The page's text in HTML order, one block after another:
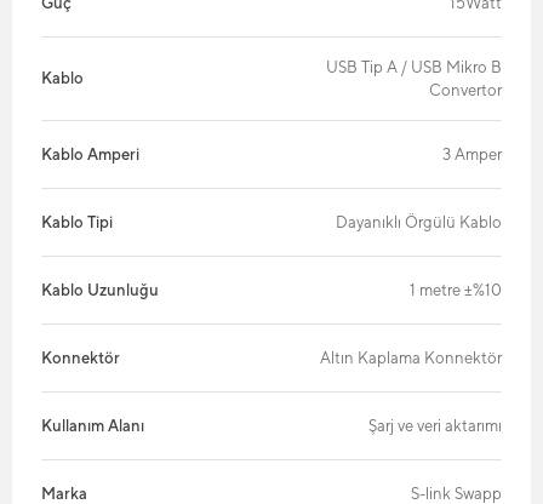
Kablo
USB Tip A / USB Mikro B
Convertor
Kablo Amperi 3 Amper
Kablo Tipi Dayanıklı Örgülü Kablo
Kablo Uzunluğu 1 metre ±%10
Konnektör Altın Kaplama Konnektör
Kullanım Alanı Şarj ve veri aktarımı
Marka S-link Swapp